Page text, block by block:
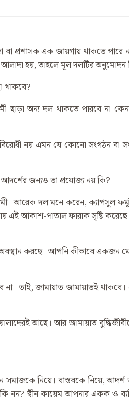
বা প্রশাসক এক জায়গায় থাকতে
হয়, তাহলে মূল দলটির অনুমোদন
থাকবে?
ছাড়া অন্য দল থাকতে পারবে না
নয় এমন যে কোনো সংগঠন বা
জন্যও তা প্রযোজ্য নয় কি?
আরেক দল মনে করেন, ক্যাপসুল
আকাশ-পাতাল ফারাক সৃষ্টি করেছে।
করছে। আপনি কীভাবে একজন
তাই, জামায়াত জামায়াতই থাকবে।
আছে। আর জামায়াত
নিয়ে। বাস্তবকে নিয়ে,
নন? দ্বীন কায়েম আপনার একক ও